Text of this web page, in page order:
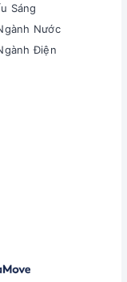
Sáng
Nước
Điện